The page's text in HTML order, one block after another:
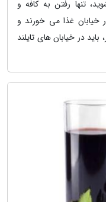
تنها رفتن به کافه و
خیابان غذا می خورند و
در خیابان های تایلند